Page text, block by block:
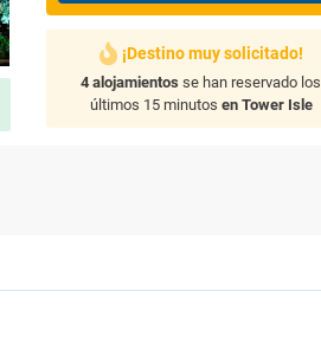
¡Destino muy solicitado!
4 alojamientos se han reservado los
últimos 15 minutos en Tower Isle